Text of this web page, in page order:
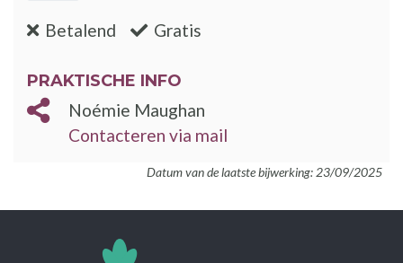
Betalend :nee Gratis
PRAKTISCHE INFO
Noémie Maughan
Contacteren via mail
Datum van de laatste bijwerking: 23/09/2025